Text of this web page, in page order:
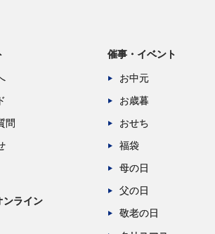
問
ンライン
催事・イベント
お中元
お歳暮
おせち
福袋
母の日
父の日
敬老の日